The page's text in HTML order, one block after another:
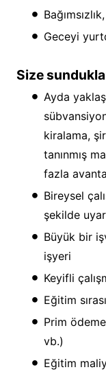
Geceyi
Size
Ayda
kiralama,
tanınmış
fazla
Bireysel
şekilde
Büyük bir
işyeri
Keyifli
Eğitim
Prim
vb.)
Eğitim